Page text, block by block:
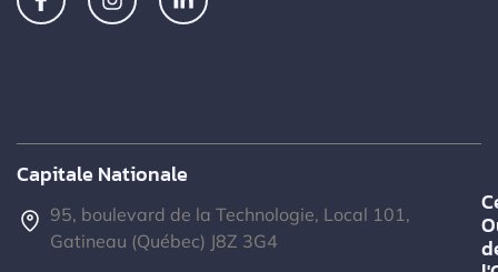
Capitale Nationale
95, boulevard de la Technologie, Local 101,
Gatineau (Québec) J8Z 3G4